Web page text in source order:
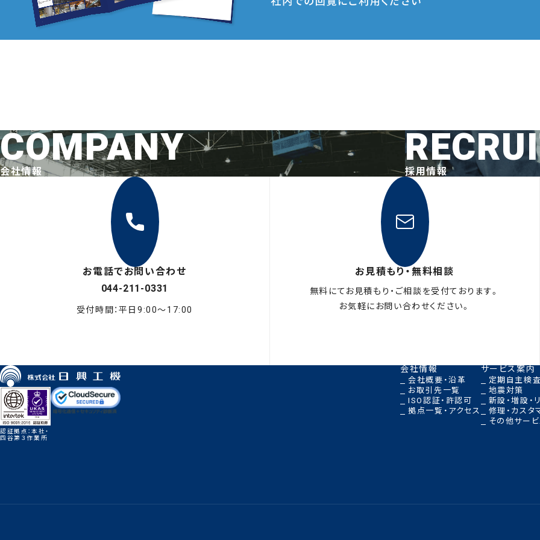
会社情報
COMPANY 採用情報
お電話でお問い合わせ
044-211-0331
受付時間：平日9:00〜17:00
お見積もり・無料相談
無料にてお見積もり・ご相談を受付ております。
お気軽にお問い合わせください。
認証拠点：本社・
四谷第３作業所
会社情報
会社概要・沿革
お取引先一覧
ISO認証・許認可
拠点一覧・アクセス
サービス案内
定期自主検
地震対策
新設・増設・
修理・カスタ
その他サー